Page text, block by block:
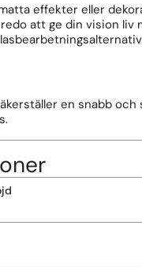
effekter eller
att ge din vision liv
en snabb och